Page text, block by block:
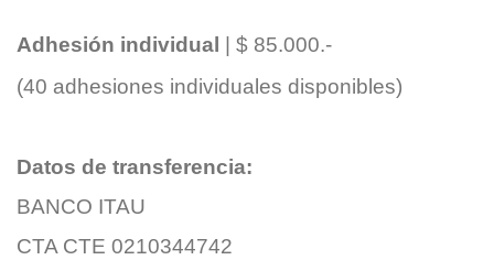
Adhesión individual
| $ 85.000.-
(40 adhesiones individuales disponibles)
Datos de transferencia:
BANCO ITAU
CTA CTE 0210344742